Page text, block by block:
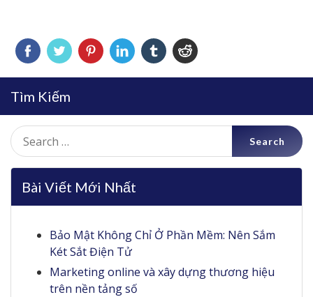
Tìm Kiếm
Search
for:
Bài Viết Mới Nhất
Bảo Mật Không Chỉ Ở Phần Mềm: Nên Sắm
Két Sắt Điện Tử
Marketing online và xây dựng thương hiệu
trên nền tảng số